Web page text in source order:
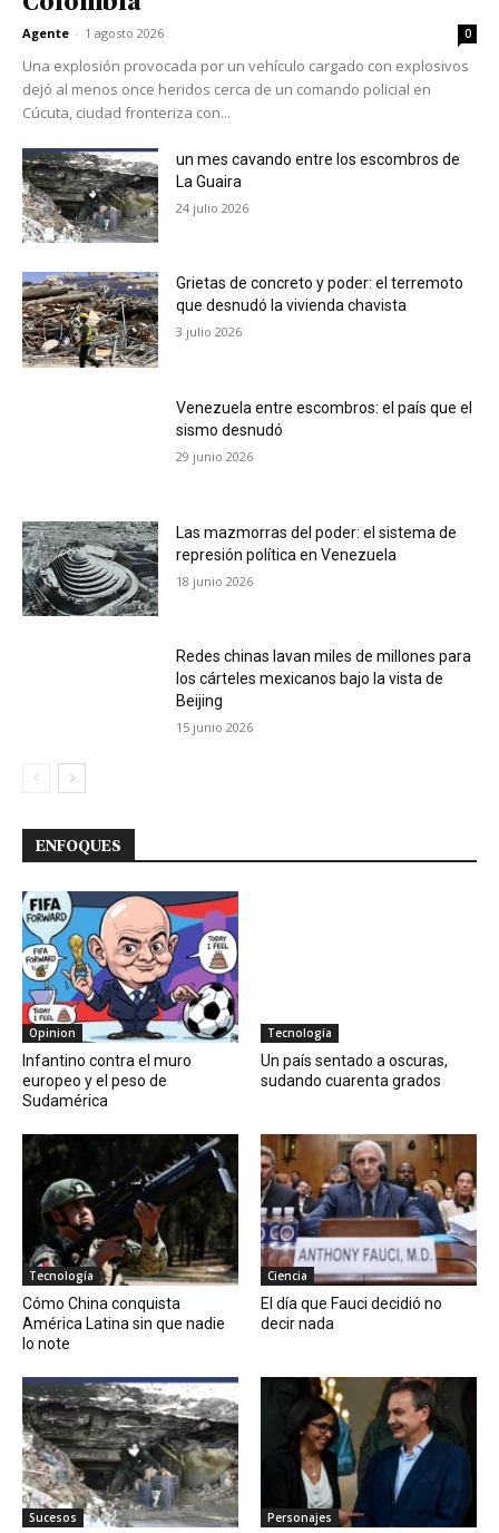
Agente - 1 agosto 2026 0
Una explosión provocada por un vehículo cargado con explosivos
dejó al menos once heridos cerca de un comando policial en
Cúcuta, ciudad fronteriza con...
un mes cavando entre los escombros de
La Guaira
24 julio 2026
Grietas de concreto y poder: el terremoto
que desnudó la vivienda chavista
3 julio 2026
Venezuela entre escombros: el país que el
sismo desnudó
29 junio 2026
Las mazmorras del poder: el sistema de
represión política en Venezuela
18 junio 2026
Redes chinas lavan miles de millones para
los cárteles mexicanos bajo la vista de
Beijing
15 junio 2026
ENFOQUES
Opinion
Infantino contra el muro
europeo y el peso de
Sudamérica
Tecnología
Un país sentado a oscuras,
sudando cuarenta grados
Tecnología
Cómo China conquista
América Latina sin que nadie
lo note
Ciencia
El día que Fauci decidió no
decir nada
Sucesos Personajes